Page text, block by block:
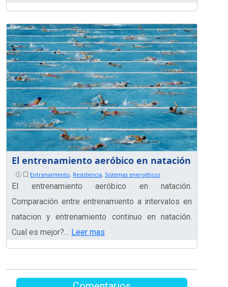
El entrenamiento aeróbico en natación
Entrenamiento, Resistencia, Sistemas energéticos
El entrenamiento aeróbico en natación.
Comparación entre entrenamiento a intervalos en
natacion y entrenamiento continuo en natación.
Cual es mejor?… Leer mas